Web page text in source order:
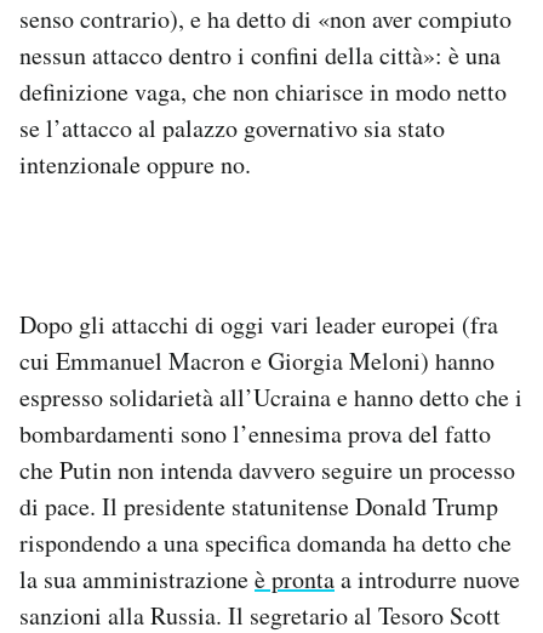
senso contrario), e ha detto di «non aver compiuto
nessun attacco dentro i confini della città»: è una
definizione vaga, che non chiarisce in modo netto
se l’attacco al palazzo governativo sia stato
intenzionale oppure no.
Dopo gli attacchi di oggi vari leader europei (fra
cui Emmanuel Macron e Giorgia Meloni) hanno
espresso solidarietà all’Ucraina e hanno detto che i
bombardamenti sono l’ennesima prova del fatto
che Putin non intenda davvero seguire un processo
di pace. Il presidente statunitense Donald Trump
rispondendo a una specifica domanda ha detto che
la sua amministrazioneè prontaa introdurre nuove
sanzioni alla Russia. Il segretario al Tesoro Scott